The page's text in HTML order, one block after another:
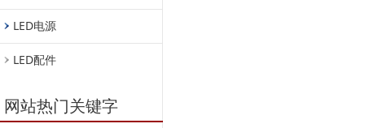
LED电源
LED配件
网站热门关键字